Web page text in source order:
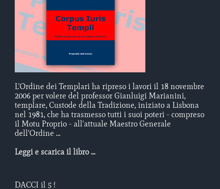
L'Ordine dei Templari ha ripreso i lavori il 18 novembre
2006 per volere del professor Gianluigi Marianini,
templare, Custode della Tradizione, iniziato a Lisbona
nel 1981, che ha trasmesso tutti i suoi poteri - compreso
il Motu Proprio - all'attuale Maestro Generale
dell'Ordine ...
Leggi e scarica il libro ...
DACCI il 5 !